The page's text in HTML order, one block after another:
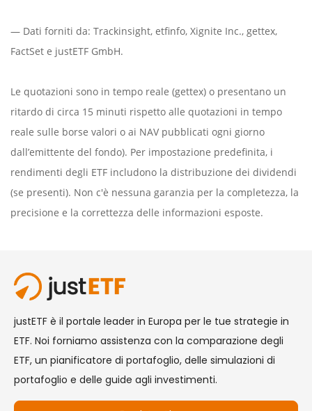
— Dati forniti da: Trackinsight, etfinfo, Xignite Inc., gettex,
FactSet e justETF GmbH.
Le quotazioni sono in tempo reale (gettex) o presentano un
ritardo di circa 15 minuti rispetto alle quotazioni in tempo
reale sulle borse valori o ai NAV pubblicati ogni giorno
dall’emittente del fondo). Per impostazione predefinita, i
rendimenti degli ETF includono la distribuzione dei dividendi
(se presenti). Non c'è nessuna garanzia per la completezza, la
precisione e la correttezza delle informazioni esposte.